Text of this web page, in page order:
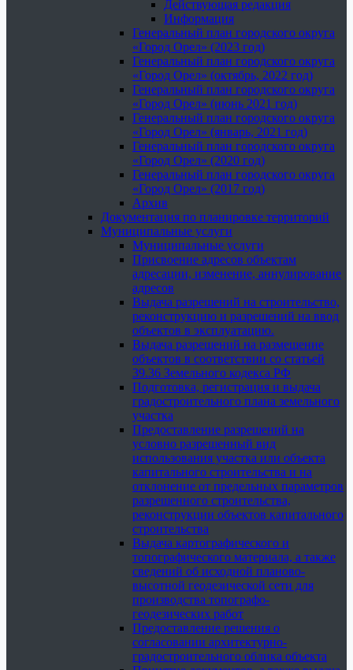
Действующая редакция
Информация
Генеральный план городского округа
«Город Орел» (2023 год)
Генеральный план городского округа
«Город Орел» (октябрь, 2022 год)
Генеральный план городского округа
«Город Орел» (июнь 2021 год)
Генеральный план городского округа
«Город Орел» (январь, 2021 год)
Генеральный план городского округа
«Город Орел» (2020 год)
Генеральный план городского округа
«Город Орел» (2017 год)
Архив
Документация по планировке территорий
Муниципальные услуги
Муниципальные услуги
Присвоение адресов объектам
адресации, изменение, аннулирование
адресов
Выдача разрешений на строительство,
реконструкцию и разрешений на ввод
объектов в эксплуатацию.
Выдача разрешений на размещение
объектов в соответствии со статьей
39.36 Земельного кодекса РФ
Подготовка, регистрация и выдача
градостроительного плана земельного
участка
Предоставление разрешений на
условно разрешенный вид
использования участка или объекта
капитального строительства и на
отклонение от предельных параметров
разрешенного строительства,
реконструкции объектов капитального
строительства
Выдача картографического и
топографического материала, а также
сведений об исходной планово-
высотной геодезической сети для
производства топографо-
геодезических работ
Предоставление решения о
согласовании архитектурно-
градостроительного облика объекта